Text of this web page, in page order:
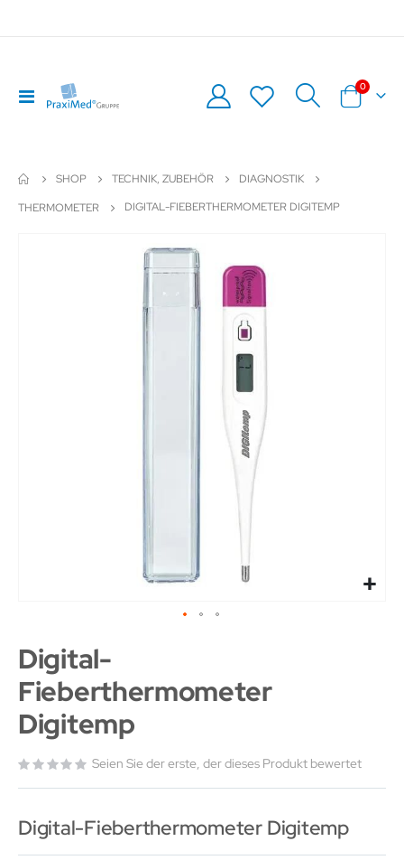
Navigation
umschalten
Warenkorb
0Artikel
SHOP TECHNIK, ZUBEHÖR
DIAGNOSTIK
THERMOMETER
DIGITAL-FIEBERTHERMOMETER DIGITEMP
Digital-
Fieberthermometer
Digitemp
Seien Sie der erste, der dieses Produkt bewertet
Digital-Fieberthermometer Digitemp